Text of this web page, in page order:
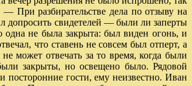
При разбирательстве дела по отзыву на
допросить свидетелей — были ли заперты
не была закрыта: был виден огонь, и
что ставень не совсем был отперт, а
может отвечать за то время, когда были
закрыты, но освещено было. Рядовой
гости, ему неизвестно. Иван